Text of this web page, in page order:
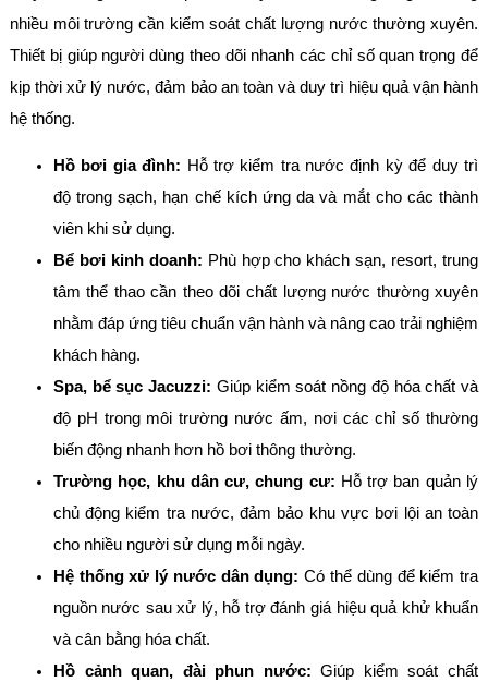
nhiều môi trường cần kiểm soát chất lượng nước thường xuyên.
Thiết bị giúp người dùng theo dõi nhanh các chỉ số quan trọng để
kịp thời xử lý nước, đảm bảo an toàn và duy trì hiệu quả vận hành
hệ thống.
Hồ bơi gia đình: Hỗ trợ kiểm tra nước định kỳ để duy trì
độ trong sạch, hạn chế kích ứng da và mắt cho các thành
viên khi sử dụng.
Bể bơi kinh doanh: Phù hợp cho khách sạn, resort, trung
tâm thể thao cần theo dõi chất lượng nước thường xuyên
nhằm đáp ứng tiêu chuẩn vận hành và nâng cao trải nghiệm
khách hàng.
Spa, bể sục Jacuzzi: Giúp kiểm soát nồng độ hóa chất và
độ pH trong môi trường nước ấm, nơi các chỉ số thường
biến động nhanh hơn hồ bơi thông thường.
Trường học, khu dân cư, chung cư: Hỗ trợ ban quản lý
chủ động kiểm tra nước, đảm bảo khu vực bơi lội an toàn
cho nhiều người sử dụng mỗi ngày.
Hệ thống xử lý nước dân dụng: Có thể dùng để kiểm tra
nguồn nước sau xử lý, hỗ trợ đánh giá hiệu quả khử khuẩn
và cân bằng hóa chất.
Hồ cảnh quan, đài phun nước: Giúp kiểm soát chất